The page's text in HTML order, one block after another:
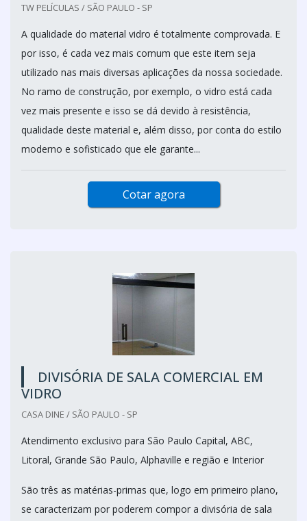
TW PELÍCULAS / SÃO PAULO - SP
A qualidade do material vidro é totalmente comprovada. E
por isso, é cada vez mais comum que este item seja
utilizado nas mais diversas aplicações da nossa sociedade.
No ramo de construção, por exemplo, o vidro está cada
vez mais presente e isso se dá devido à resistência,
qualidade deste material e, além disso, por conta do estilo
moderno e sofisticado que ele garante...
Cotar agora
DIVISÓRIA DE SALA COMERCIAL EM
VIDRO
CASA DINE / SÃO PAULO - SP
Atendimento exclusivo para São Paulo Capital, ABC,
Litoral, Grande São Paulo, Alphaville e região e Interior
São três as matérias-primas que, logo em primeiro plano,
se caracterizam por poderem compor a divisória de sala